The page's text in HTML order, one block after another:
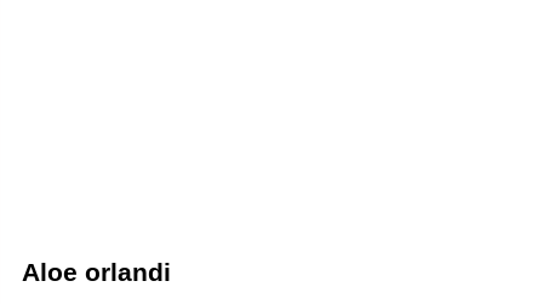
Aloe orlandi